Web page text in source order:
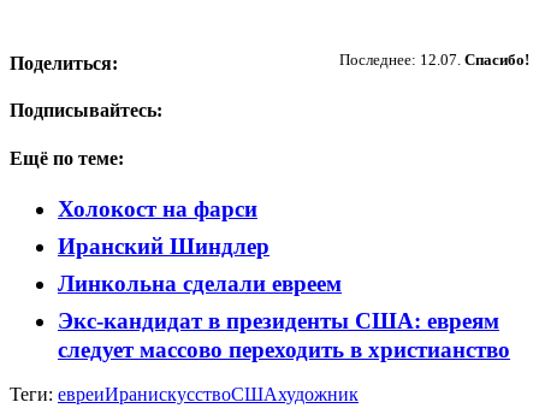
Последнее: 12.07. Спасибо!
Поделиться:
Подписывайтесь:
Ещё по теме:
Холокост на фарси
Иранский Шиндлер
Линкольна сделали евреем
Экс-кандидат в президенты США: евреям
следует массово переходить в христианство
Теги: евреиИранискусствоСШАхудожник